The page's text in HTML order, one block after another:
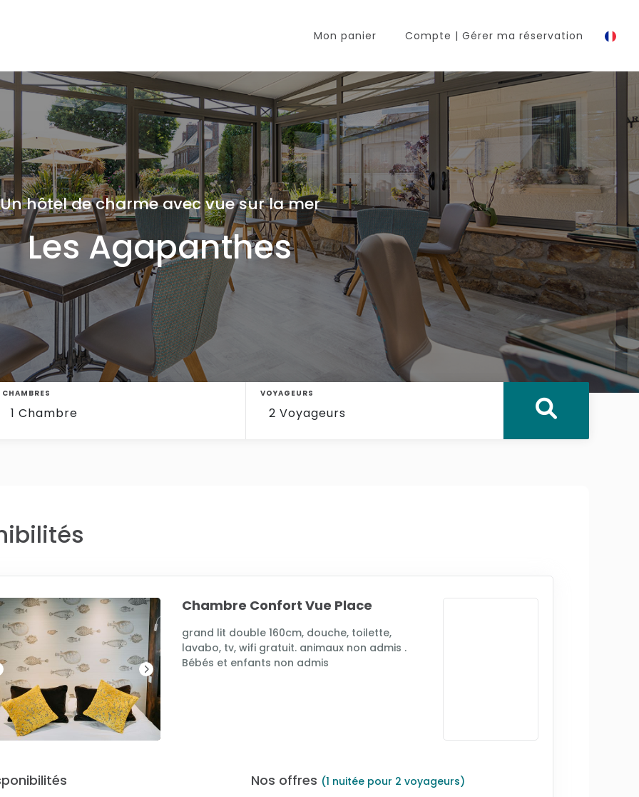
Mon panier Compte | Gérer ma réservation
Un hôtel de charme avec vue sur la mer
Les Agapanthes
CHAMBRES VOYAGEURS
Chambre Confort Vue Place
grand lit double 160cm, douche, toilette,
lavabo, tv, wifi gratuit. animaux non admis .
Bébés et enfants non admis
Nos offres (1 nuitée pour 2 voyageurs)